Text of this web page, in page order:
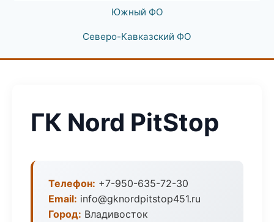
Южный ФО
Северо-Кавказский ФО
ГК Nord PitStop
Телефон: +7-950-635-72-30
Email: info@gknordpitstop451.ru
Город: Владивосток